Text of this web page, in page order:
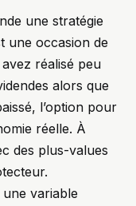
une stratégie
une occasion de
réalisé peu
alors que
l’option pour
réelle. À
des plus-values
variable